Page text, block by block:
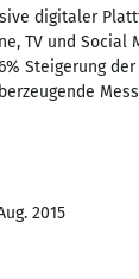
digitaler
TV und
Steigerung
2015